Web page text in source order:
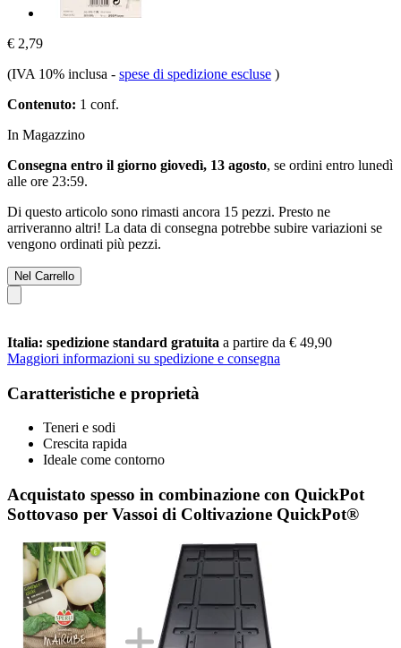
€ 2,79
(IVA 10% inclusa - spese di spedizione escluse )
Contenuto: 1 conf.
In Magazzino
Consegna entro il giorno giovedì, 13 agosto, se ordini entro lunedì
alle ore 23:59.
Di questo articolo sono rimasti ancora 15 pezzi. Presto ne
arriveranno altri! La data di consegna potrebbe subire variazioni se
vengono ordinati più pezzi.
Nel Carrello
Italia: spedizione standard gratuita a partire da € 49,90
Maggiori informazioni su spedizione e consegna
Caratteristiche e proprietà
Teneri e sodi
Crescita rapida
Ideale come contorno
Acquistato spesso in combinazione con QuickPot
Sottovaso per Vassoi di Coltivazione QuickPot®